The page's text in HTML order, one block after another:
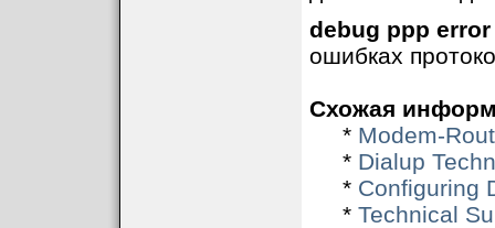
debug ppp error
ошибках
Схожая
* Modem-
* Dialup
* Configuring
* Technical